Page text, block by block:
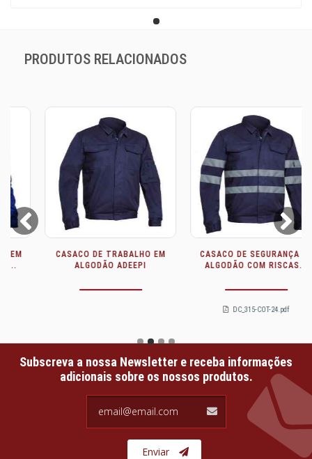
PRODUTOS RELACIONADOS
Prev
CASACO DE TRABALHO EM
ALGODÃO ADEEPI
CASACO DE SEGURANÇA DE
ALGODÃO COM RISCAS...
DC_315-COT-24.pdf
Next
Subscreva a nossa Newsletter e receba informações
adicionais sobre os nossos produtos.
Enviar